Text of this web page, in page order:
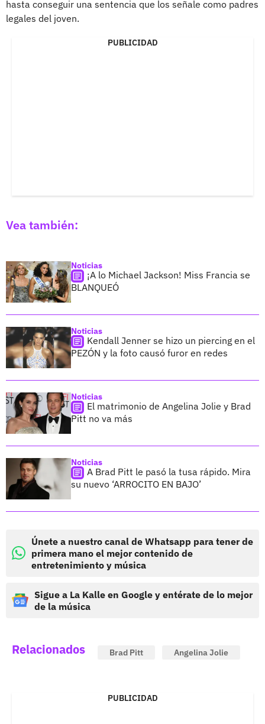
hasta conseguir una sentencia que los señale como padres
legales del joven.
PUBLICIDAD
Vea también:
Noticias
¡A lo Michael Jackson! Miss Francia se
BLANQUEÓ
Noticias
Kendall Jenner se hizo un piercing en el
PEZÓN y la foto causó furor en redes
Noticias
El matrimonio de Angelina Jolie y Brad
Pitt no va más
Noticias
A Brad Pitt le pasó la tusa rápido. Mira
su nuevo ‘ARROCITO EN BAJO’
Únete a nuestro canal de Whatsapp para tener de
primera mano el mejor contenido de
entretenimiento y música
Sigue a La Kalle en Google y entérate de lo mejor
de la música
Relacionados Brad Pitt Angelina Jolie
PUBLICIDAD